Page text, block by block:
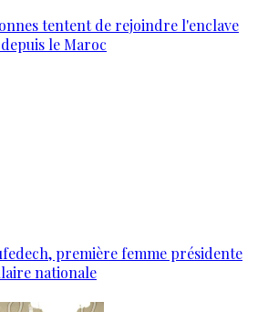
tentent de rejoindre l'enclave
le Maroc
première femme présidente
nationale